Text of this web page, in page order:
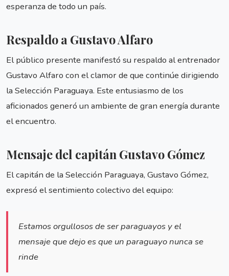
esperanza de todo un país.
Respaldo a Gustavo Alfaro
El público presente manifestó su respaldo al entrenador
Gustavo Alfaro con el clamor de que continúe dirigiendo
la Selección Paraguaya. Este entusiasmo de los
aficionados generó un ambiente de gran energía durante
el encuentro.
Mensaje del capitán Gustavo Gómez
El capitán de la Selección Paraguaya, Gustavo Gómez,
expresó el sentimiento colectivo del equipo:
Estamos orgullosos de ser paraguayos y el
mensaje que dejo es que un paraguayo nunca se
rinde